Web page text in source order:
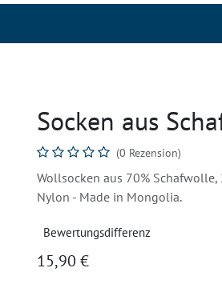
Socken aus
(0 Rezension)
Wollsocken aus 70% Schafwolle,
Nylon - Made in Mongolia.
Bewertungsdifferenz
15,90 €